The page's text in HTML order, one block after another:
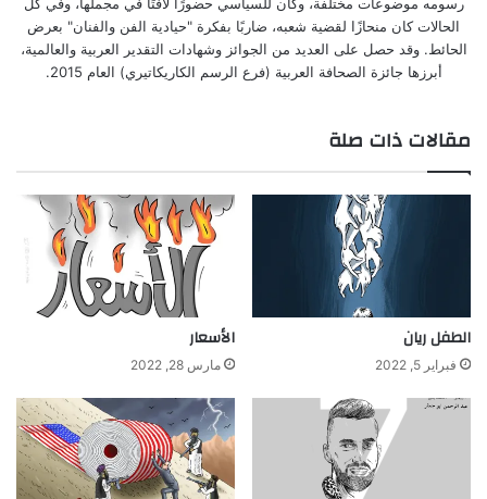
الحالات كان منحازًا لقضية شعبه، ضاربًا بفكرة "حيادية الفن والفنان" بعرض
الحائط. وقد حصل على العديد من الجوائز وشهادات التقدير العربية والعالمية،
أبرزها جائزة الصحافة العربية (فرع الرسم الكاريكاتيري) العام 2015.
مقالات ذات صلة
الطفل ريان
فبراير 5, 2022
الأسعار
مارس 28, 2022